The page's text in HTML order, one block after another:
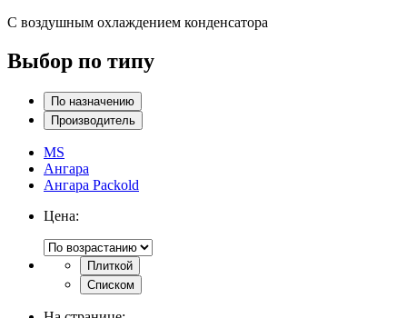
С воздушным охлаждением конденсатора
Выбор по типу
По назначению
Производитель
MS
Ангара
Ангара Packold
Цена:
Плиткой
Списком